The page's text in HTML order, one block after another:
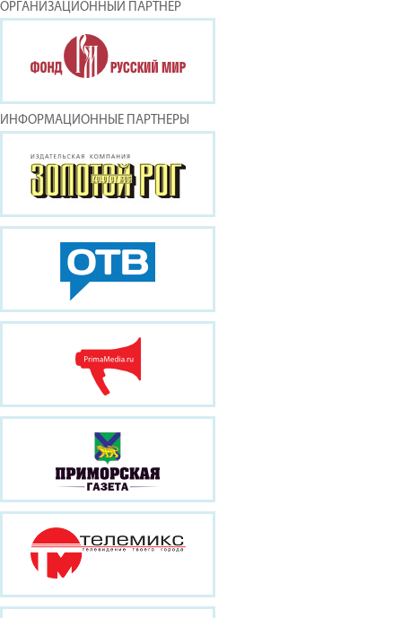
ОРГАНИЗАЦИОННЫЙ ПАРТНЕР
ИНФОРМАЦИОННЫЕ ПАРТНЕРЫ